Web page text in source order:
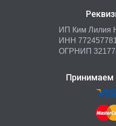
ИП Ким Лилия
ИНН
ОГРНИП
Принимаем